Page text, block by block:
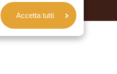
Accetta tutti